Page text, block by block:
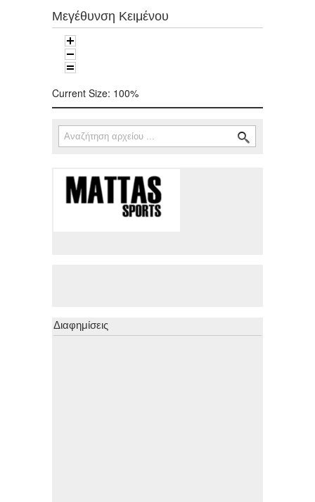
Μεγέθυνση Κειμένου
Current Size: 100%
Φόρμα αναζήτησης
Αναζήτηση
Διαφημίσεις